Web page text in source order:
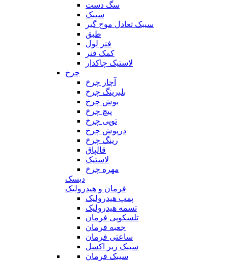
سگ دست
سیبک
سیبک تعادل موج گیر
طبق
فنر لول
کمک فنر
لاستیک چاکدار
چرخ
آچار چرخ
بلبرینگ چرخ
بوش چرخ
پیچ چرخ
توپی چرخ
درپوش چرخ
رینگ چرخ
قالپاق
لاستیک
مهره چرخ
دیسک
فرمان و هیدرولیک
پمپ هیدرولیک
تسمه هیدرولیک
تلسکوپی فرمان
جعبه فرمان
ساعتی فرمان
سیبک زیر اکسل
سیبک فرمان